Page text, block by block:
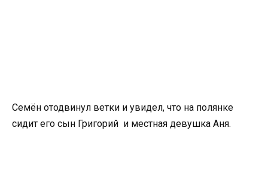
Семён отодвинул ветки и увидел, что на полянке
сидит его сын Григорий и местная девушка Аня.